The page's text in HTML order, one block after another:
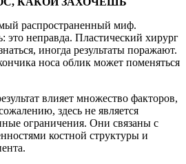
распространенный миф.
это неправда. Пластический хирург
иногда результаты поражают.
носа облик может поменяться
влияет множество факторов,
здесь не является
ограничения. Они связаны с
костной структуры и